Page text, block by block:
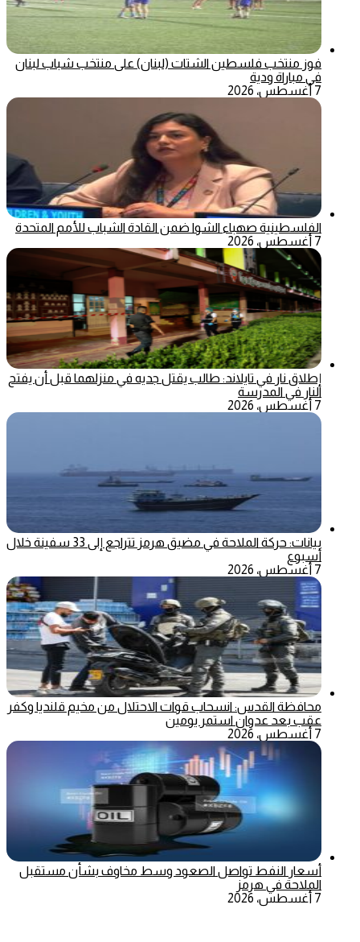
فوز منتخب فلسطين الشتات (لبنان) على منتخب شباب لبنان
في مباراة ودية
7 أغسطس، 2026
الفلسطينية صهباء الشوا ضمن القادة الشباب للأمم المتحدة
7 أغسطس، 2026
إطلاق نار في تايلاند: طالب يقتل جديه في منزلهما قبل أن يفتح
النار في المدرسة
7 أغسطس، 2026
بيانات: حركة الملاحة في مضيق هرمز تتراجع إلى 33 سفينة خلال
أسبوع
7 أغسطس، 2026
محافظة القدس: انسحاب قوات الاحتلال من مخيم قلنديا وكفر
عقب بعد عدوان استمر يومين
7 أغسطس، 2026
أسعار النفط تواصل الصعود وسط مخاوف بشأن مستقبل
الملاحة في هرمز
7 أغسطس، 2026